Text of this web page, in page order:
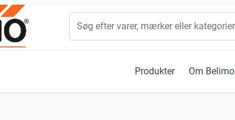
Produkter Om Belimo
Søg